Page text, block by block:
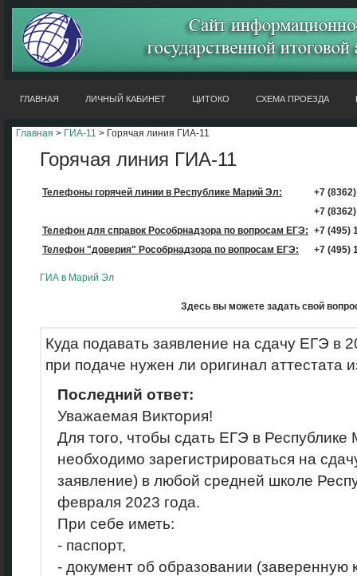
ГЛАВНАЯ ЛИЧНЫЙ КАБИНЕТ ЦИТОКО СХЕМА ПРОЕЗДА
Главная > ГИА-11 > Горячая линия ГИА-11
Горячая линия ГИА-11
Телефоны горячей линии в Республике Марий Эл:
+7
+7
Телефон для справок Рособрнадзора по вопросам ЕГЭ: +7 (495)
Телефон "доверия" Рособрнадзора по вопросам ЕГЭ:
+7 (495)
ГИА в Марий Эл
Здесь вы можете задать свой
Куда подавать заявление на сдачу ЕГЭ в
при подаче нужен ли оригинал аттестата
Последний ответ:
Уважаемая Виктория!
Для того, чтобы сдать ЕГЭ в Республике
необходимо зарегистрироваться на
заявление) в любой средней школе
февраля 2023 года.
При себе иметь:
- паспорт,
- документ об образовании (заверенную